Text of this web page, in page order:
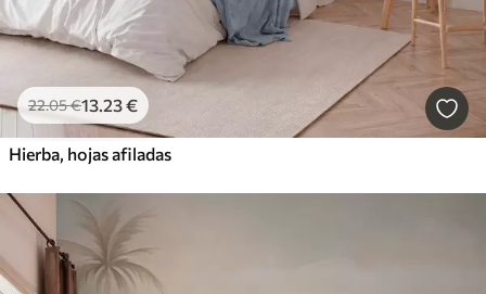
22.05€13 .23€
Hierba, hojas afiladas